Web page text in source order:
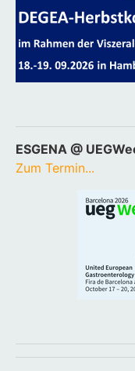
ESGENA @
Zum Termin...